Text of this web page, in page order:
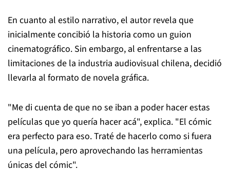
En cuanto al estilo narrativo, el autor revela que
inicialmente concibió la historia como un guion
cinematográfico. Sin embargo, al enfrentarse a las
limitaciones de la industria audiovisual chilena, decidió
llevarla al formato de novela gráfica.
"Me di cuenta de que no se iban a poder hacer estas
películas que yo quería hacer acá", explica. "El cómic
era perfecto para eso. Traté de hacerlo como si fuera
una película, pero aprovechando las herramientas
únicas del cómic".